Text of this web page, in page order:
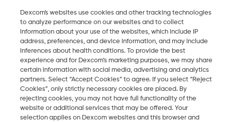
paesi.
LBL013583 Rev001
2026 Dexcom, Inc. Tutti i diritti riservati.
Dexcom's websites use cookies and other tracking technologies
to analyze performance on our websites and to collect
information about your use of the websites, which include IP
address, preferences, and device information, and may include
inferences about health conditions. To provide the best
experience and for Dexcom’s marketing purposes, we may share
certain information with social media, advertising and analytics
partners. Select “Accept Cookies” to agree. If you select “Reject
Cookies”, only strictly necessary cookies are placed. By
rejecting cookies, you may not have full functionality of the
website or additional services that may be offered. Your
selection applies on Dexcom websites and this browser and